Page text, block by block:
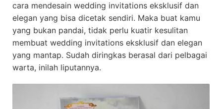
cara mendesain wedding invitations eksklusif dan
elegan yang bisa dicetak sendiri. Maka buat kamu
yang bukan pandai, tidak perlu kuatir kesulitan
membuat wedding invitations eksklusif dan elegan
yang mantap. Sudah diringkas berasal dari pelbagai
warta, inilah liputannya.